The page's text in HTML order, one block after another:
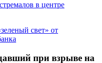
в центре
свет» от
при взрыве на